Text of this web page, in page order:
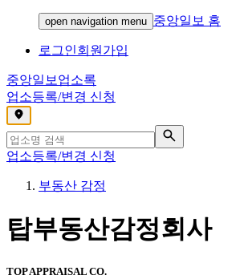
open navigation menu 중앙일보 홈
로그인회원가입
중앙일보 업소록
업소등록/변경 신청
,
업소등록/변경 신청
부동산 감정
탑부동산감정회사
TOP APPRAISAL CO.